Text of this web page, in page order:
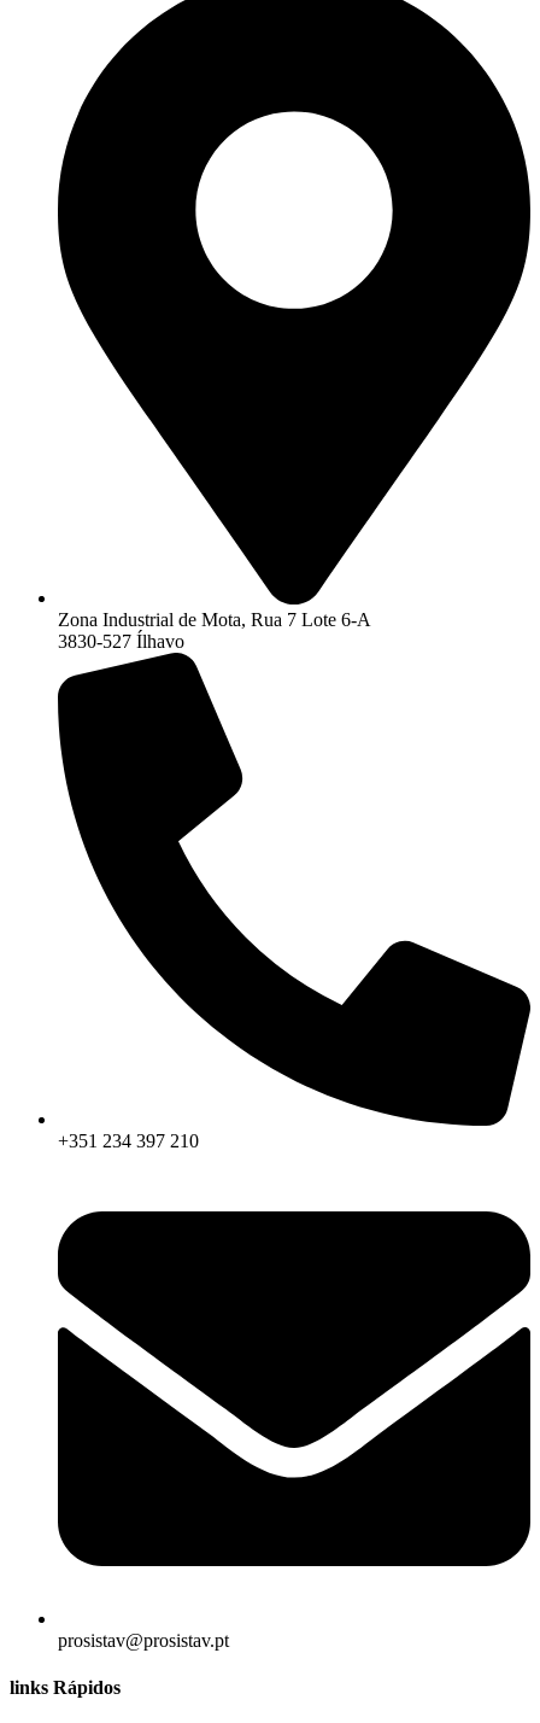
Zona Industrial de Mota, Rua 7 Lote 6-A
3830-527 Ílhavo
+351 234 397 210
prosistav@prosistav.pt
links Rápidos